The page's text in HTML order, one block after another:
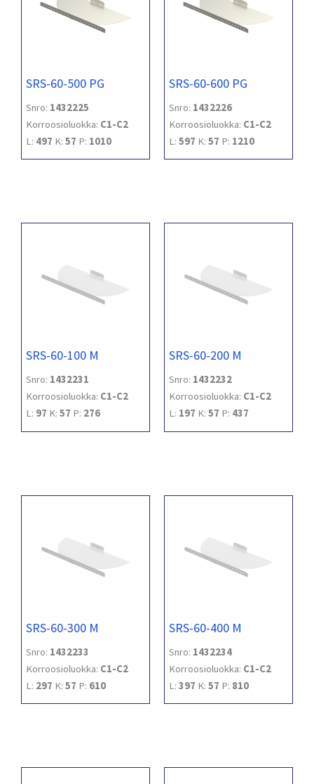
SRS-60-500 PG
Snro: 1432225
Korroosioluokka: C1-C2
L: 497 K: 57 P: 1010
SRS-60-600 PG
Snro: 1432226
Korroosioluokka: C1-C2
L: 597 K: 57 P: 1210
SRS-60-100 M
Snro: 1432231
Korroosioluokka: C1-C2
L: 97 K: 57 P: 276
SRS-60-200 M
Snro: 1432232
Korroosioluokka: C1-C2
L: 197 K: 57 P: 437
SRS-60-300 M
Snro: 1432233
Korroosioluokka: C1-C2
L: 297 K: 57 P: 610
SRS-60-400 M
Snro: 1432234
Korroosioluokka: C1-C2
L: 397 K: 57 P: 810